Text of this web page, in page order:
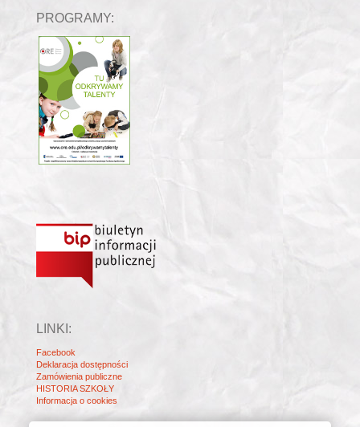
PROGRAMY:
LINKI:
Facebook
Deklaracja dostępności
Zamówienia publiczne
HISTORIA SZKOŁY
Informacja o cookies